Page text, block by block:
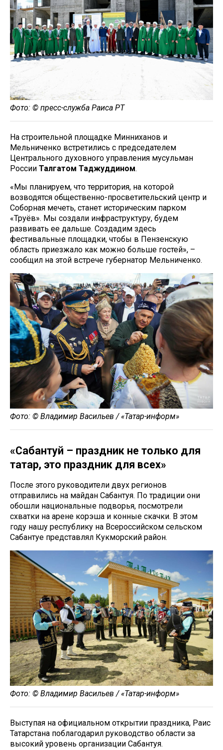
Фото: © пресс-служба Раиса РТ
На строительной площадке Минниханов и
Мельниченко встретились с председателем
Центрального духовного управления мусульман
России Талгатом Таджуддином.
«Мы планируем, что территория, на которой
возводятся общественно-просветительский центр и
Соборная мечеть, станет историческим парком
«Труёв». Мы создали инфраструктуру, будем
развивать ее дальше. Создадим здесь
фестивальные площадки, чтобы в Пензенскую
область приезжало как можно больше гостей», –
сообщил на этой встрече губернатор Мельниченко.
Фото: © Владимир Васильев / «Татар-информ»
«Сабантуй – праздник не только для
татар, это праздник для всех»
После этого руководители двух регионов
отправились на майдан Сабантуя. По традиции они
обошли национальные подворья, посмотрели
схватки на арене корэша и конные скачки. В этом
году нашу республику на Всероссийском сельском
Сабантуе представлял Кукморский район.
Фото: © Владимир Васильев / «Татар-информ»
Выступая на официальном открытии праздника, Раис
Татарстана поблагодарил руководство области за
высокий уровень организации Сабантуя.